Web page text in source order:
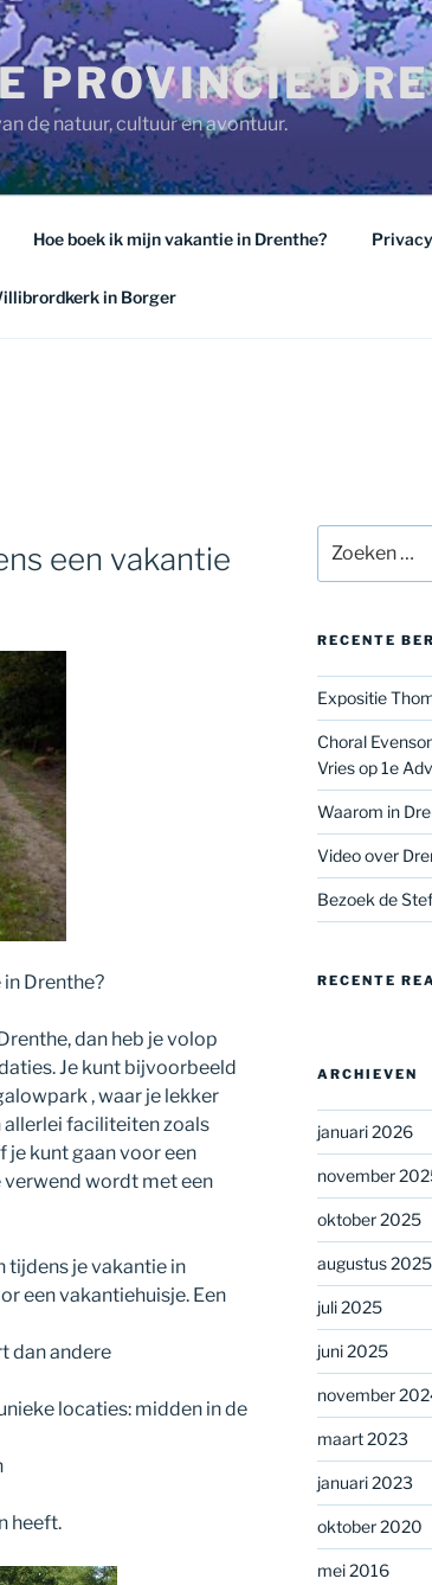
PROVINCIE
de natuur, cultuur en avontuur.
Hoe boek ik mijn vakantie in Drenthe?
in Borger
een vakantie
Drenthe?
dan heb je volop
Je kunt bijvoorbeeld
, waar je lekker
allerlei faciliteiten zoals
je kunt gaan voor een
verwend wordt met een
tijdens je vakantie in
een vakantiehuisje. Een
dan andere
locaties: midden in de
heeft.
naar:
RECENTE
Expositie
Choral
Vries op 1e
Waarom in
Video over
Bezoek de
RECENTE
ARCHIEVEN
januari 2026
november
oktober 2025
augustus 2025
juli 2025
juni 2025
november
maart 2023
januari 2023
oktober 2020
mei 2016